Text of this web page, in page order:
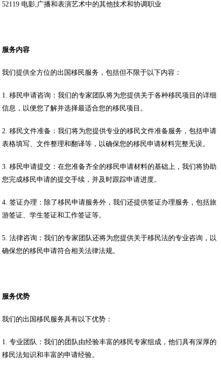
52119 电影,广播和表演艺术中的其他技术和协调职业
服务内容
我们提供全方位的出国移民服务，包括但不限于以下内容：
1. 移民申请咨询：我们的专家团队将为您提供关于各种移民项目的详细
信息，以便您了解并选择最适合您的移民项目。
2. 移民文件准备：我们将为您提供专业的移民文件准备服务，包括申请
表格填写、文件整理和翻译等，以确保您的移民申请材料完整无误。
3. 移民申请提交：在您准备齐全的移民申请材料的基础上，我们将协助
您完成移民申请的提交手续，并及时跟踪申请进度。
4. 签证办理：除了移民申请服务外，我们还提供签证办理服务，包括旅
游签证、学生签证和工作签证等。
5. 法律咨询：我们的专家团队还将为您提供关于移民法的专业咨询，以
确保您的移民申请符合相关法律法规。
服务优势
我们的出国移民服务具有以下优势：
1. 专业团队：我们的团队由经验丰富的移民专家组成，他们具有深厚的
移民法知识和丰富的申请经验。